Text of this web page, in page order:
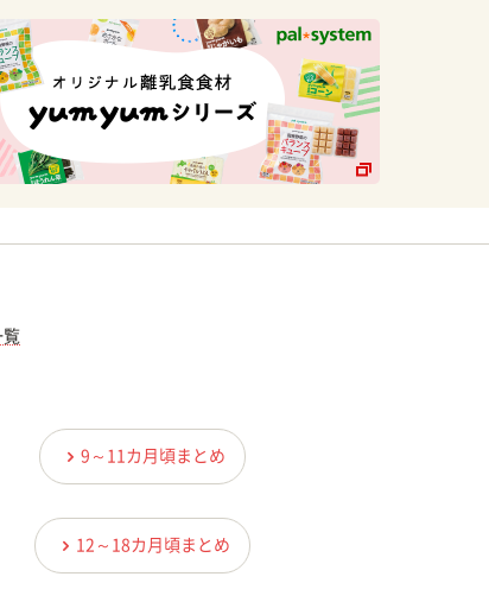
覧
9～11カ月頃まとめ
12～18カ月頃まとめ